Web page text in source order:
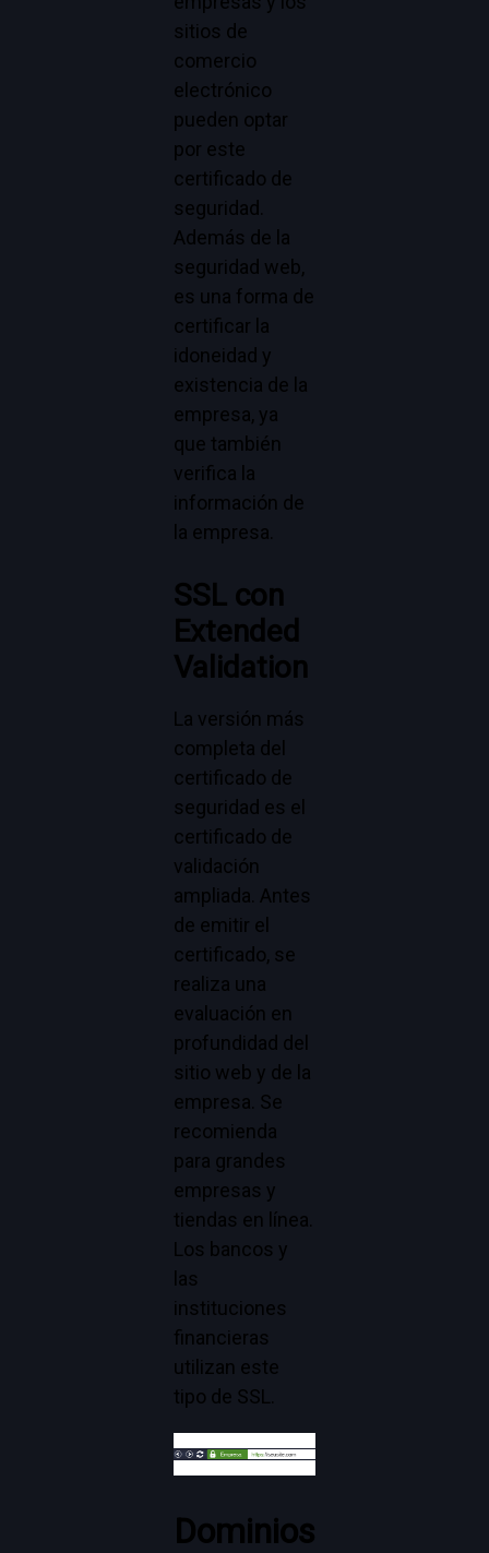
sitios de
comercio
electrónico
pueden optar
por este
certificado de
seguridad.
Además de la
seguridad web,
es una forma de
certificar la
idoneidad y
existencia de la
empresa, ya
que también
verifica la
información de
la empresa.
SSL con
Extended
Validation
La versión más
completa del
certificado de
seguridad es el
certificado de
validación
ampliada. Antes
de emitir el
certificado, se
realiza una
evaluación en
profundidad del
sitio web y de la
empresa. Se
recomienda
para grandes
empresas y
tiendas en línea.
Los bancos y
las
instituciones
financieras
utilizan este
tipo de SSL.
Dominios